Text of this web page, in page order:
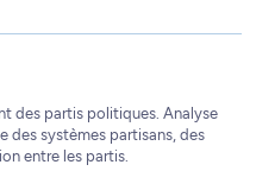
des partis politiques. Analyse
des systèmes partisans, des
entre les partis.